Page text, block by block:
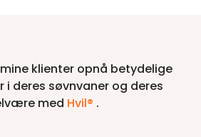
klienter opnå betydelige
i deres søvnvaner og deres
med Hvil® .